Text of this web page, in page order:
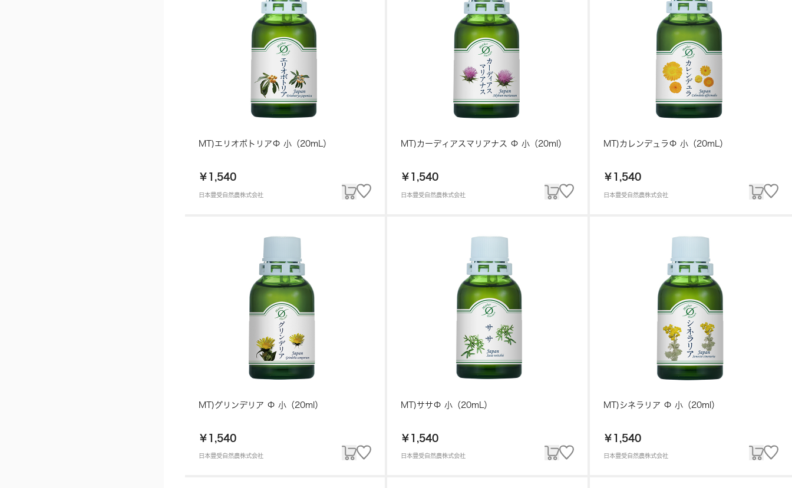
MT)エリオボトリアΦ 小（20mL）
￥1,540
日本豊受自然農株式会社
MT)カーディアスマリアナス Φ 小（20ml）
￥1,540
日本豊受自然農株式会社
MT)カレンデュラΦ 小（20mL）
￥1,540
日本豊受自然農株式会社
MT)グリンデリア Φ 小（20ml）
￥1,540
日本豊受自然農株式会社
MT)ササΦ 小（20mL）
￥1,540
日本豊受自然農株式会社
MT)シネラリア Φ 小（20ml）
￥1,540
日本豊受自然農株式会社